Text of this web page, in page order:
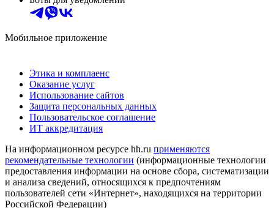
Мобильное приложение
Этика и комплаенс
Оказание услуг
Использование сайтов
Защита персональных данных
Пользовательское соглашение
ИТ аккредитация
На информационном ресурсе hh.ru применяются
рекомендательные технологии (информационные технологии
предоставления информации на основе сбора, систематизации
и анализа сведений, относящихся к предпочтениям
пользователей сети «Интернет», находящихся на территории
Российской Федерации)